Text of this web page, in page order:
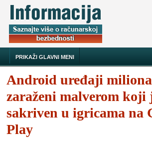
PRIKAŽI GLAVNI MENI
Android uređaji
zaraženi malverom koji
sakriven u igricama na
Play